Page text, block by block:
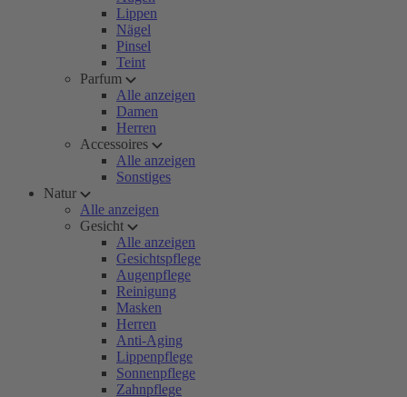
Lippen
Nägel
Pinsel
Teint
Parfum
Alle anzeigen
Damen
Herren
Accessoires
Alle anzeigen
Sonstiges
Natur
Alle anzeigen
Gesicht
Alle anzeigen
Gesichtspflege
Augenpflege
Reinigung
Masken
Herren
Anti-Aging
Lippenpflege
Sonnenpflege
Zahnpflege